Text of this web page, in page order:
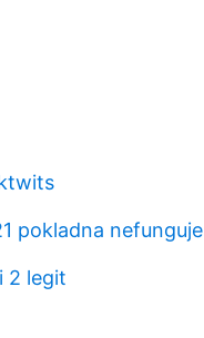
pokladna nefunguje
2 legit